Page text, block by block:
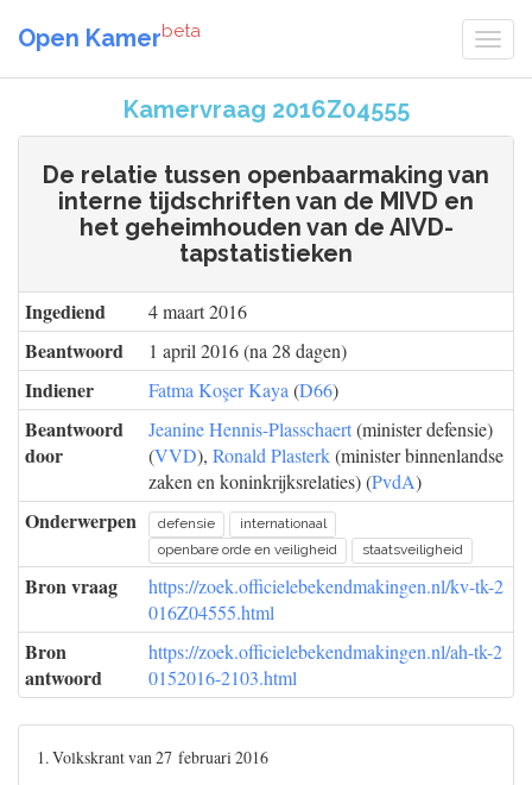
Open Kamerbeta
Kamervraag 2016Z04555
De relatie tussen openbaarmaking van
interne tijdschriften van de MIVD en
het geheimhouden van de AIVD-
tapstatistieken
Ingediend 4 maart 2016
Beantwoord 1 april 2016 (na 28 dagen)
Indiener Fatma Koşer Kaya (D66)
Beantwoord
door
Jeanine Hennis-Plasschaert(minister defensie)
(VVD), Ronald Plasterk(minister binnenlandse
zaken en koninkrijksrelaties) (PvdA)
Onderwerpen defensie
internationaal
openbare orde en veiligheid
staatsveiligheid
Bron vraag
https://zoek.officielebekendmakingen.nl/kv-tk-2
016Z04555.html
Bron
antwoord
https://zoek.officielebekendmakingen.nl/ah-tk-2
0152016-2103.html
1. Volkskrant van 27 februari 2016